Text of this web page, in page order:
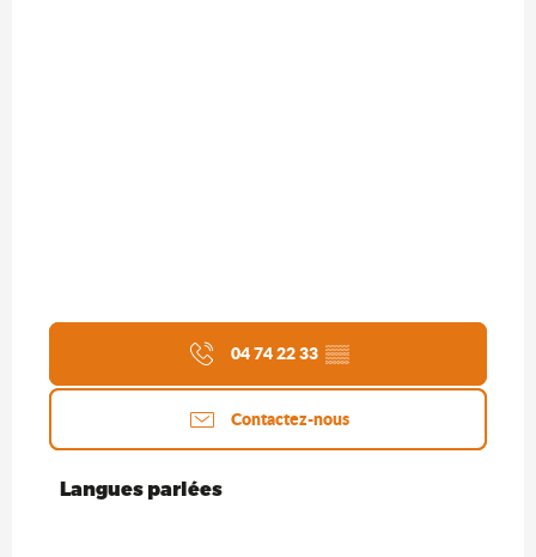
04 74 22 33 ▒▒
Contactez-nous
Langues parlées
Langues parlées